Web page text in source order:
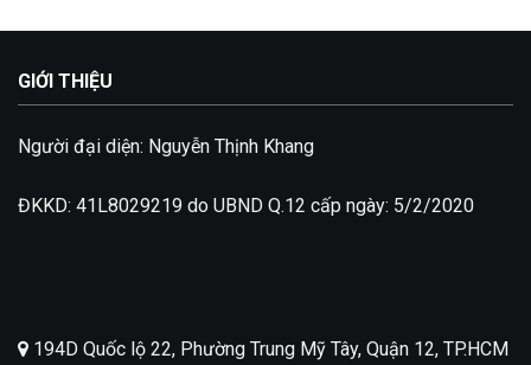
GIỚI THIỆU
Người đại diện: Nguyễn Thịnh Khang
ĐKKD: 41L8029219 do UBND Q.12 cấp ngày: 5/2/2020
194D Quốc lộ 22, Phường Trung Mỹ Tây, Quận 12, TP.HCM